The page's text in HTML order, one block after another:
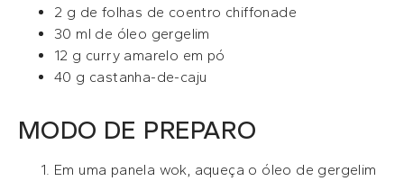
2 g de folhas de coentro chiffonade
30 ml de óleo gergelim
12 g curry amarelo em pó
40 g castanha-de-caju
MODO DE PREPARO
Em uma panela wok, aqueça o óleo de gergelim